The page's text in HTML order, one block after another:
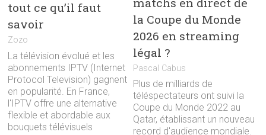
tout ce qu’il faut
savoir
Zozo
La télévision évolué et les
abonnements IPTV (Internet
Protocol Television) gagnent
en popularité. En France,
l'IPTV offre une alternative
flexible et abordable aux
bouquets télévisuels
la Coupe du Monde
2026 en streaming
légal ?
Pascal Cabus
Plus de milliards de
téléspectateurs ont suivi la
Coupe du Monde 2022 au
Qatar, établissant un nouveau
record d'audience mondiale.